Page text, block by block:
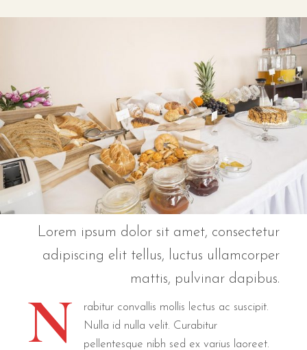
Lorem ipsum dolor sit amet, consectetur
adipiscing elit tellus, luctus ullamcorper
mattis, pulvinar dapibus.
N
rabitur convallis mollis lectus ac suscipit.
Nulla id nulla velit. Curabitur
pellentesque nibh sed ex varius laoreet.